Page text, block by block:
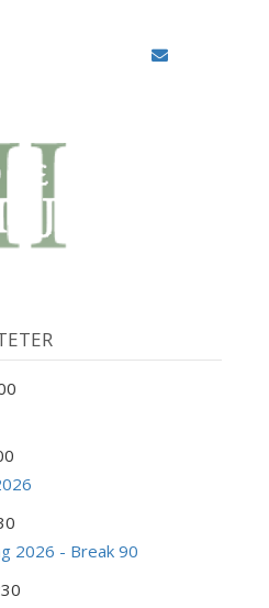
2026 - Break 90